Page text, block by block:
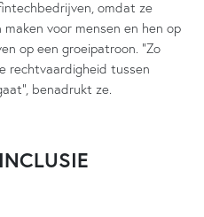
omdat ze
voor mensen en hen op
op een groeipatroon. “Zo
rechtvaardigheid tussen
benadrukt ze.